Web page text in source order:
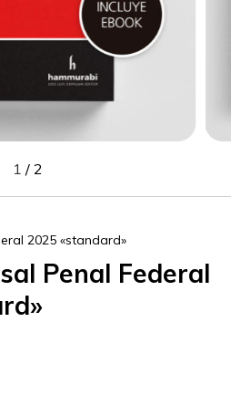
1 / 2
2025 «standard»
Penal Federal